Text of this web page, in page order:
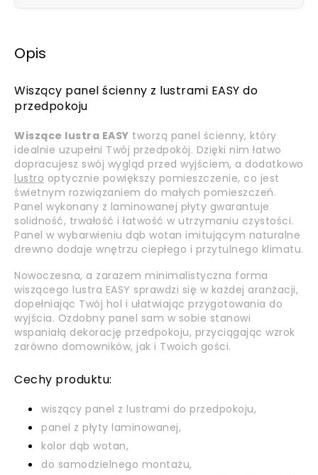
Opis
Wiszący panel ścienny z lustrami EASY do
przedpokoju
Wiszące lustra EASY tworzą panel ścienny, który
idealnie uzupełni Twój przedpokój. Dzięki nim łatwo
dopracujesz swój wygląd przed wyjściem, a dodatkowo
lustro optycznie powiększy pomieszczenie, co jest
świetnym rozwiązaniem do małych pomieszczeń.
Panel wykonany z laminowanej płyty gwarantuje
solidność, trwałość i łatwość w utrzymaniu czystości.
Panel w wybarwieniu dąb wotan imitującym naturalne
drewno dodaje wnętrzu ciepłego i przytulnego klimatu.
Nowoczesna, a zarazem minimalistyczna forma
wiszącego lustra EASY sprawdzi się w każdej aranżacji,
dopełniając Twój hol i ułatwiając przygotowania do
wyjścia. Ozdobny panel sam w sobie stanowi
wspaniałą dekorację przedpokoju, przyciągając wzrok
zarówno domowników, jak i Twoich gości.
Cechy produktu:
wiszący panel z lustrami do przedpokoju,
panel z płyty laminowanej,
kolor dąb wotan,
do samodzielnego montażu,